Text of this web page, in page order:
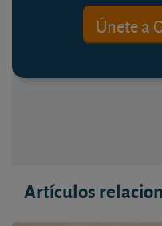
Únete a
Artículos